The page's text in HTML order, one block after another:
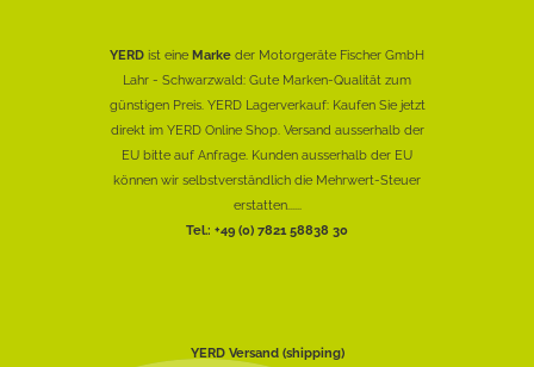
YERD ist eine Marke der Motorgeräte Fischer GmbH
Lahr - Schwarzwald: Gute Marken-Qualität zum
günstigen Preis. YERD Lagerverkauf: Kaufen Sie jetzt
direkt im YERD Online Shop. Versand ausserhalb der
EU bitte auf Anfrage. Kunden ausserhalb der EU
können wir selbstverständlich die Mehrwert-Steuer
erstatten......
Tel.: +49 (0) 7821 58838 30
YERD Versand (shipping)